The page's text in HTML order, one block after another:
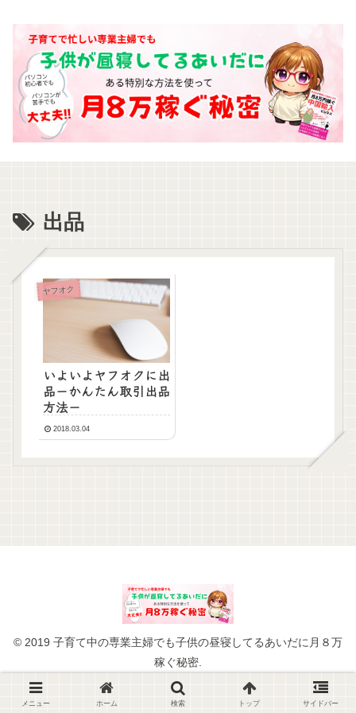
出品
ヤフオク
いよいよヤフオクに出
品－かんたん取引出品
方法－
2018.03.04
© 2019 子育て中の専業主婦でも子供の昼寝してるあいだに月８万
稼ぐ秘密.
メニュー ホーム 検索 トップ サイドバー